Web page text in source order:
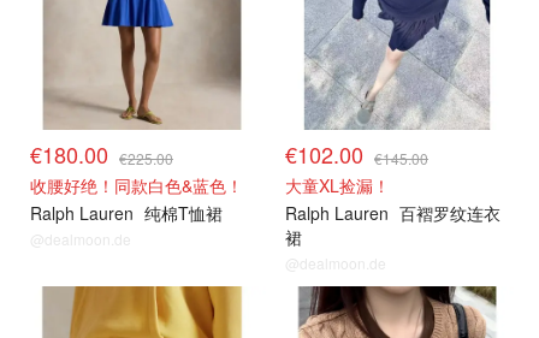
€180.00 €225.00
收腰好绝！同款白色&蓝色！
Ralph Lauren 纯棉T恤裙
@dealmoon.de
€102.00 €145.00
大童XL捡漏！
Ralph Lauren 百褶罗纹连衣
裙
@dealmoon.de